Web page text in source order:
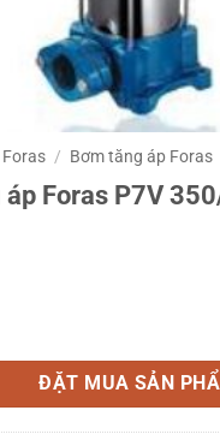
/ Bơm tăng áp Foras
áp Foras P7V
P7V 350/7T số lượng
ĐẶT MUA SẢN